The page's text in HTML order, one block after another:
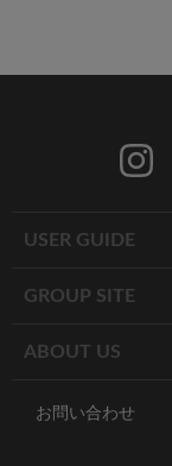
USER GUIDE
GROUP SITE
ABOUT US
お問い合わせ